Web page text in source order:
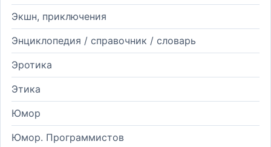
Экшн, приключения
Энциклопедия / справочник / словарь
Эротика
Этика
Юмор
Юмор. Программистов